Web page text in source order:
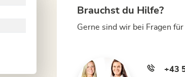
Brauchst du Hilfe?
Gerne sind wir bei Fragen für
+43